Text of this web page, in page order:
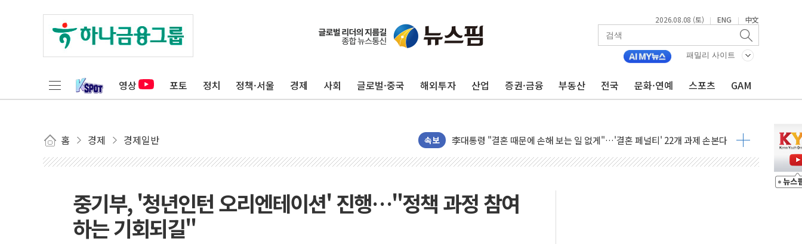
2026.08.08 (토) | ENG | 中文
패밀리 사이트
영상 포토 정치 정책·서울 경제 사회 글로벌·중국 해외투자 산업 증권·금융 부동산 전국 문화·연예 스포츠 GAM
홈 경제 경제일반 속보
이번주 국내 주요 금융일정(8.10~8.14)
美, 이란전 출구전략 만지작…공습 한계·탄약 부족 현실화
폐기물 수거하다 참변…60대 환경미화원 수거차에 치여 사망
서울 중랑구 주택가서 흉기 난동…60대 남성 2명 숨져
여수 오동도 인근 해상서 모터보트 전복…1명 사망·1명 실종
추미애, '위안부' 피해자 기림의 날 참석..."국제적 시민 연대로 목소리 내야"
인천서 말다툼 중 어머니 흉기 살해 10대 아들 체포
'화합' 꺼낸 김민석에 '뻔뻔' 받아친 정청래…제주 연설서 신경전 고조
중기부, '청년인턴 오리엔테이션' 진행…"정책 과정 참여
하는 기회되길"